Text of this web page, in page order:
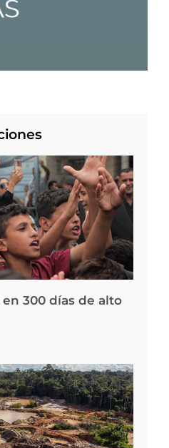
300 días de alto